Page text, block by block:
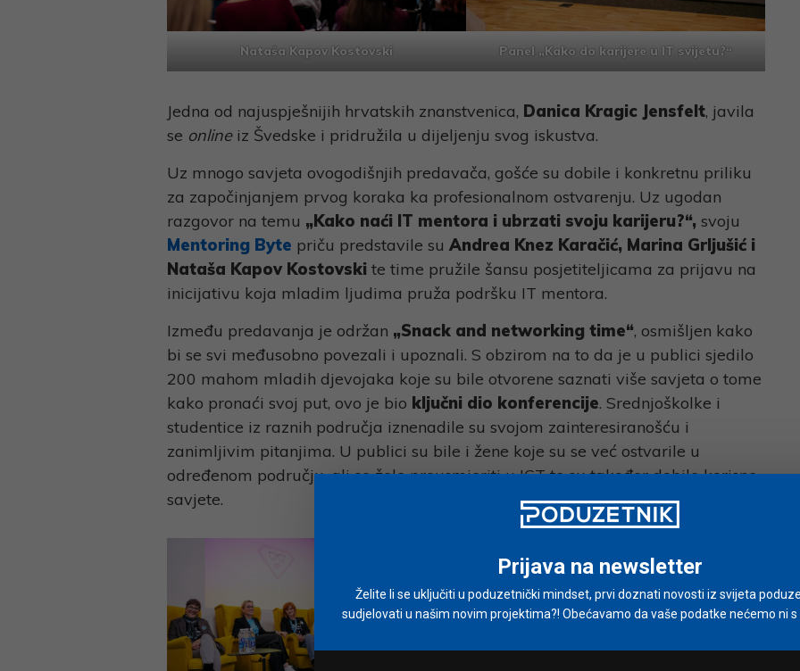
Nataša Kapov Kostovski Panel „Kako do karijere u IT svijetu?“
Jedna od najuspješnijih hrvatskih znanstvenica, Danica Kragic Jensfelt, javila
se onlineiz Švedske i pridružila u dijeljenju svog iskustva.
Uz mnogo savjeta ovogodišnjih predavača, gošće su dobile i konkretnu priliku
za započinjanjem prvog koraka ka profesionalnom ostvarenju. Uz ugodan
razgovor na temu „Kako naći IT mentora i ubrzati svoju karijeru?“, svoju
Mentoring Byte priču predstavile su Andrea Knez Karačić, Marina Grljušić i
Nataša Kapov Kostovski te time pružile šansu posjetiteljicama za prijavu na
inicijativu koja mladim ljudima pruža podršku IT mentora.
Između predavanja je održan „Snack and networking time“, osmišljen kako
bi se svi međusobno povezali i upoznali. S obzirom na to da je u publici sjedilo
200 mahom mladih djevojaka koje su bile otvorene saznati više savjeta o tome
kako pronaći svoj put, ovo je bio ključni dio konferencije. Srednjoškolke i
studentice iz raznih područja iznenadile su svojom zainteresiranošću i
zanimljivim pitanjima. U publici su bile i žene koje su se već ostvarile u
određenom području, ali se žele preusmjeriti u ICT te su također dobile korisne
savjete.
Prijava na newsletter
Želite li se uključiti u poduzetnički mindset, prvi doznati novosti iz svijeta
sudjelovati u našim novim projektima?! Obećavamo da vaše podatke nećemo ni